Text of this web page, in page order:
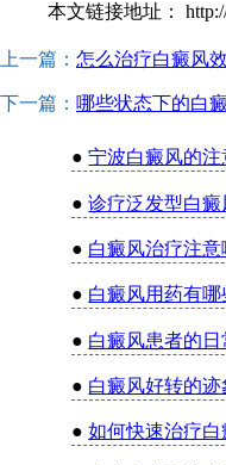
本文链接地址：
上一篇： 怎么治疗白癜风
下一篇： 哪些状态下的白
●宁波白癜风的注
●诊疗泛发型白癜
● 白癜风治疗注意
● 白癜风用药有哪
● 白癜风患者的日
● 白癜风好转的迹
●如何快速治疗白